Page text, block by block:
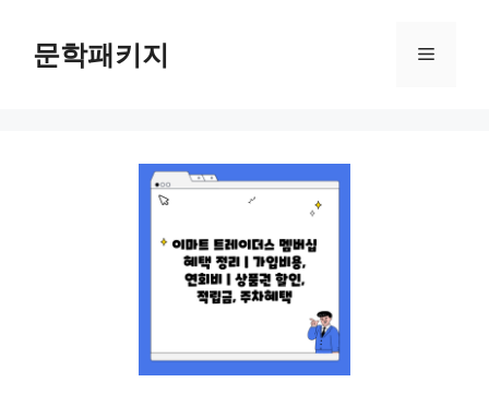
문학패키지 메